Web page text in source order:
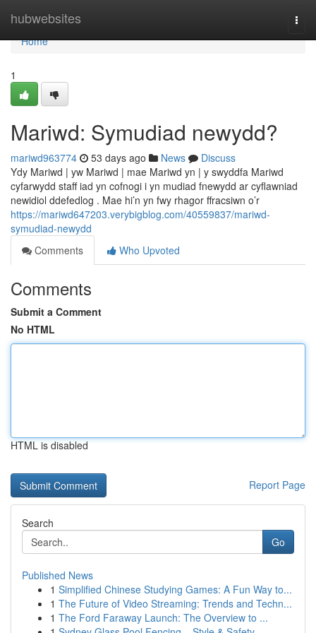
hubwebsites
Home
Home
1
Mariwd: Symudiad newydd?
mariwd963774 53 days ago News
Discuss
Ydy Mariwd | yw Mariwd | mae Mariwd yn | y swyddfa Mariwd
cyfarwydd staff iad yn cofnogi i yn mudiad fnewydd ar cyflawniad
newidiol ddefedlog . Mae hi’n yn fwy rhagor ffracsiwn o’r
https://mariwd647203.verybigblog.com/40559837/mariwd-
symudiad-newydd
Comments
Who Upvoted
Comments
Submit a Comment
No HTML
HTML is disabled
Report Page
Search
Go
Published News
1 Simplified Chinese Studying Games: A Fun Way to...
1 The Future of Video Streaming: Trends and Techn...
1 The Ford Faraway Launch: The Overview to ...